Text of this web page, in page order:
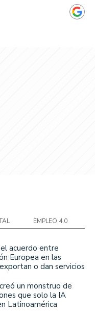
EMPLEO 4.0
acuerdo entre
Europea en las
o dan servicios
un monstruo de
que solo la IA
Latinoamérica